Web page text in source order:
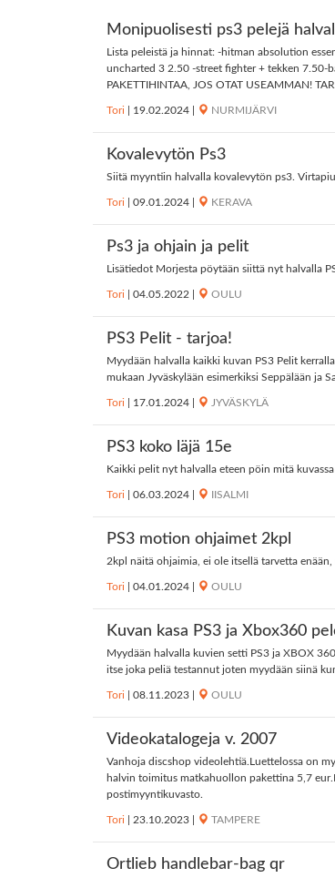
Monipuolisesti ps3 pelejä
Lista peleistä ja hinnat: -hitman absolution
uncharted 3 2.50 -street fighter + tekken 7.50-
PAKETTIHINTAA, JOS OTAT USEAMMAN!
Tori 19.02.2024 NURMIJÄRVI
Kovalevytön Ps3
Siitä myyntiin halvalla kovalevytön ps3.
Tori 09.01.2024 KERAVA
Ps3 ja ohjain ja pelit
Lisätiedot Morjesta pöytään siittä nyt halvalla
Tori 04.05.2022 OULU
PS3 Pelit - tarjoa!
Myydään halvalla kaikki kuvan PS3 Pelit
mukaan Jyväskylään esimerkiksi Seppälään ja
Tori 17.01.2024 JYVÄSKYLÄ
PS3 koko läjä 15e
Kaikki pelit nyt halvalla eteen pöin mitä
Tori 06.03.2024 IISALMI
PS3 motion ohjaimet 2kpl
2kpl näitä ohjaimia, ei ole itsellä tarvetta
Tori 04.01.2024 OULU
Kuvan kasa PS3 ja Xbox360
Myydään halvalla kuvien setti PS3 ja XBOX
itse joka peliä testannut joten myydään siinä
Tori 08.11.2023 OULU
Videokatalogeja v. 2007
Vanhoja discshop videolehtiä.Luettelossa on
halvin toimitus matkahuollon pakettina 5,7
postimyyntikuvasto.
Tori 23.10.2023 TAMPERE
Ortlieb handlebar-bag qr